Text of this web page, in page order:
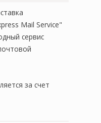
Mail Service"
сервис
за счет